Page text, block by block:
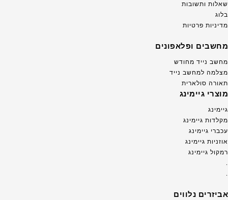
שאלות ותשובות
בלוג
מדיניות פרטיות
מחשבים ופלאפונים
מחשב נייד מחודש
מצלמה למחשב נייד
תאורה סולארית
מוצרי גיימינג
גיימינג
מקלדות גיימינג
עכברי גיימינג
אוזניות גיימינג
רמקול גיימינג
.
.
אביזרים נלווים